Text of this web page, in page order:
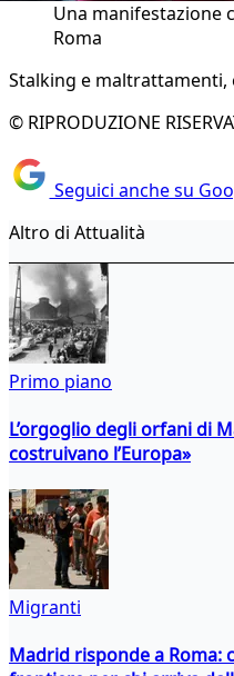
Una manifestazione
Roma
Stalking e maltrattamenti,
© RIPRODUZIONE
Seguici anche su
Altro di Attualità
Primo piano
L’orgoglio degli orfani di
costruivano l’Europa»
Migranti
Madrid risponde a Roma: